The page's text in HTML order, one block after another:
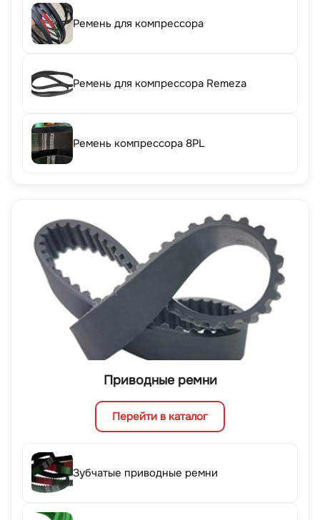
Ремень для компрессора
Ремень для компрессора Remeza
Ремень компрессора 8PL
Приводные ремни
Перейти в каталог
Зубчатые приводные ремни